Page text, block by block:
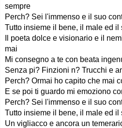
sempre
Perch? Sei l'immenso e il suo
Tutto insieme il bene, il male ed il
Il poeta dolce e visionario e il
mai
Mi consegno a te con beata
Senza pi? Finzioni n? Trucchi e
Perch? Ormai ho capito che mai
E se poi ti guardo mi emoziono
Perch? Sei l'immenso e il suo
Tutto insieme il bene, il male ed il
Un vigliacco e ancora un